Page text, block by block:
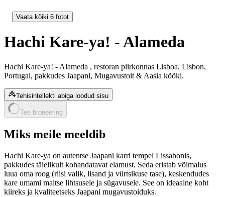
Vaata kõiki 6 fotot
Hachi Kare-ya! - Alameda
Hachi Kare-ya! - Alameda , restoran piirkonnas Lisboa, Lisbon,
Portugal, pakkudes Jaapani, Mugavustoit & Aasia kööki.
Tehisintellekti abiga loodud sisu
Tee broneering
Miks meile meeldib
Hachi Kare-ya on autentse Jaapani karri tempel Lissabonis,
pakkudes täielikult kohandatavat elamust. Seda eristab võimalus
luua oma roog (riisi valik, lisand ja vürtsikuse tase), keskendudes
kare umami maitse lihtsusele ja sügavusele. See on ideaalne koht
kiireks ja kvaliteetseks Jaapani mugavustoiduks.